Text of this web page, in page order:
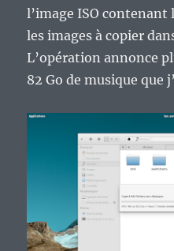
l’image ISO contenant
les images à copier
L’opération annonce
82 Go de musique que